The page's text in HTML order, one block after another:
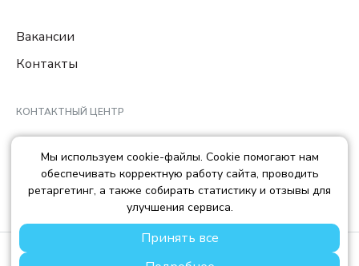
Вакансии
Контакты
КОНТАКТНЫЙ ЦЕНТР
8 (800) 222-78-29
Ежедневно с 10:00 до 22:00 МCK
info@trendisland.ru
© TREND ISLAND
Мы используем cookie-файлы. Cookie помогают нам
обеспечивать корректную работу сайта, проводить
ретаргетинг, а также собирать статистику и отзывы для
улучшения сервиса.
Принять все